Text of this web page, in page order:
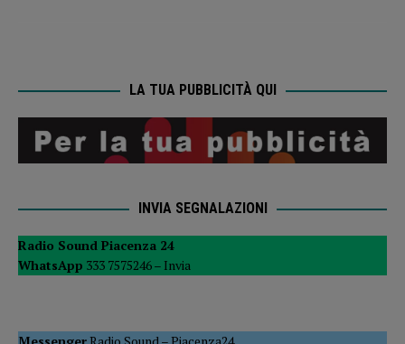
LA TUA PUBBLICITÀ QUI
INVIA SEGNALAZIONI
Radio Sound Piacenza 24
WhatsApp 333 7575246 – Invia